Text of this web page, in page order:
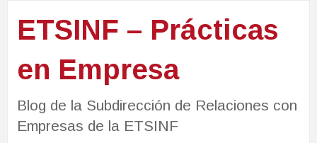
ETSINF – Prácticas
en Empresa
Blog de la Subdirección de Relaciones con
Empresas de la ETSINF